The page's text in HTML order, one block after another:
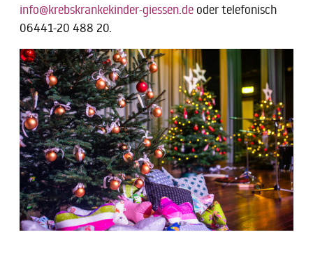
info@krebskrankekinder-giessen.de oder telefonisch
06441-20 488 20.